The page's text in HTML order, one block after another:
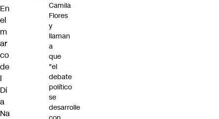
En
el
m
ar
co
de
l
Dí
a
Na
Camila
Flores
y
llaman
a
que
"el
debate
político
se
desarrolle